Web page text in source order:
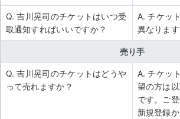
Q. 吉川晃司のチケットはいつ受
取通知すればいいですか？
A. チケッ
異なりま
売り手
Q. 吉川晃司のチケットはどうや
って売れますか？
A. チケッ
望の方は
です。ご
新規登録